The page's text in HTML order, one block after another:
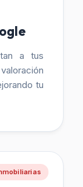
a tus
tu